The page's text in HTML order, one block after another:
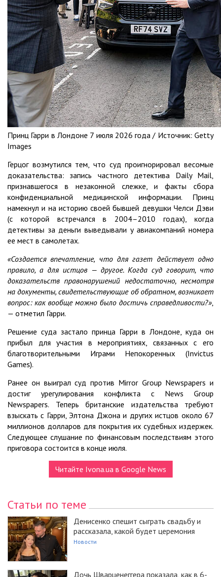
Принц Гарри в Лондоне 7 июля 2026 года / Источник: Getty
Images
Герцог возмутился тем, что суд проигнорировал весомые
доказательства: запись частного детектива Daily Mail,
признавшегося в незаконной слежке, и факты сбора
конфиденциальной медицинской информации. Принц
намекнул и на историю своей бывшей девушки Челси Дэви
(с которой встречался в 2004–2010 годах), когда
детективы за деньги выведывали у авиакомпаний номера
ее мест в самолетах.
«Создается впечатление, что для газет действует одно
правило, а для истцов — другое. Когда суд говорит, что
доказательств правонарушений недостаточно, несмотря
на документы, свидетельствующие об обратном, возникает
вопрос: как вообще можно было достичь справедливости?»,
— отметил Гарри.
Решение суда застало принца Гарри в Лондоне, куда он
прибыл для участия в мероприятиях, связанных с его
благотворительными Играми Непокоренных (Invictus
Games).
Ранее он выиграл суд против Mirror Group Newspapers и
достиг урегулирования конфликта с News Group
Newspapers. Теперь британские издательства требуют
взыскать с Гарри, Элтона Джона и других истцов около 67
миллионов долларов для покрытия их судебных издержек.
Следующее слушание по финансовым последствиям этого
приговора состоится в конце июля.
Читайте Ivona.ua в Google News
Статьи по теме
Денисенко спешит сыграть свадьбу и
рассказала, какой будет церемония
Новости
Дочь Шварценеггера показала, как в 6-